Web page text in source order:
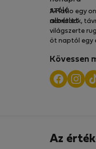
A Flatio egy
nomádok,
világszerte
öt naptól egy
Kövessen
Az